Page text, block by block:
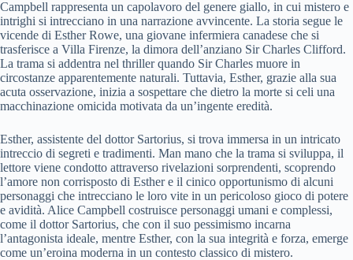
Campbell rappresenta un capolavoro del genere giallo, in cui mistero e
intrighi si intrecciano in una narrazione avvincente. La storia segue le
vicende di Esther Rowe, una giovane infermiera canadese che si
trasferisce a Villa Firenze, la dimora dell’anziano Sir Charles Clifford.
La trama si addentra nel thriller quando Sir Charles muore in
circostanze apparentemente naturali. Tuttavia, Esther, grazie alla sua
acuta osservazione, inizia a sospettare che dietro la morte si celi una
macchinazione omicida motivata da un’ingente eredità.
Esther, assistente del dottor Sartorius, si trova immersa in un intricato
intreccio di segreti e tradimenti. Man mano che la trama si sviluppa, il
lettore viene condotto attraverso rivelazioni sorprendenti, scoprendo
l’amore non corrisposto di Esther e il cinico opportunismo di alcuni
personaggi che intrecciano le loro vite in un pericoloso gioco di potere
e avidità. Alice Campbell costruisce personaggi umani e complessi,
come il dottor Sartorius, che con il suo pessimismo incarna
l’antagonista ideale, mentre Esther, con la sua integrità e forza, emerge
come un’eroina moderna in un contesto classico di mistero.